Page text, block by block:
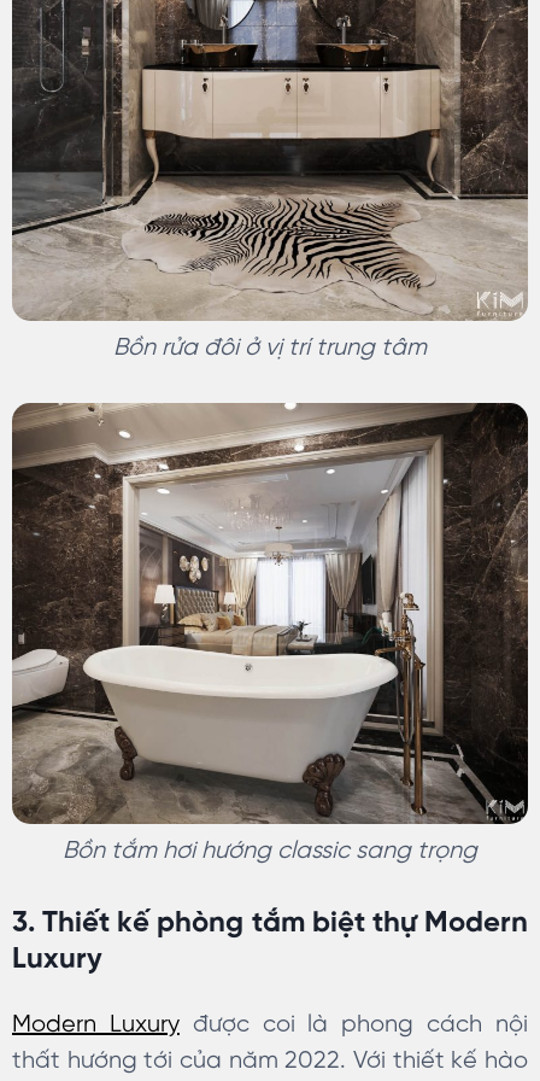
Bồn rửa đôi ở vị trí trung tâm
Bồn tắm hơi hướng classic sang trọng
3. Thiết kế phòng tắm biệt thự Modern
Luxury
Modern Luxuryđược coi là phong cách nội
thất hướng tới của năm 2022. Với thiết kế hào